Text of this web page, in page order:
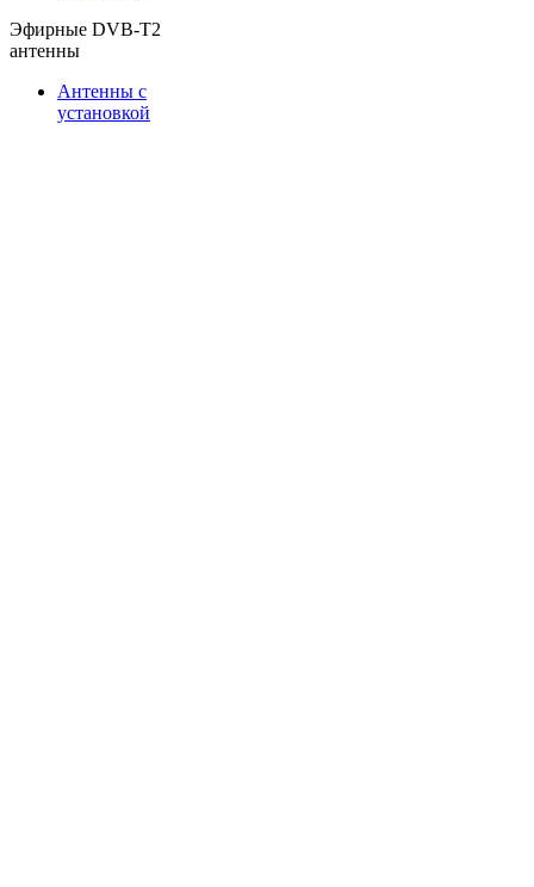
Эфирные DVB-T2
антенны
Антенны с
установкой